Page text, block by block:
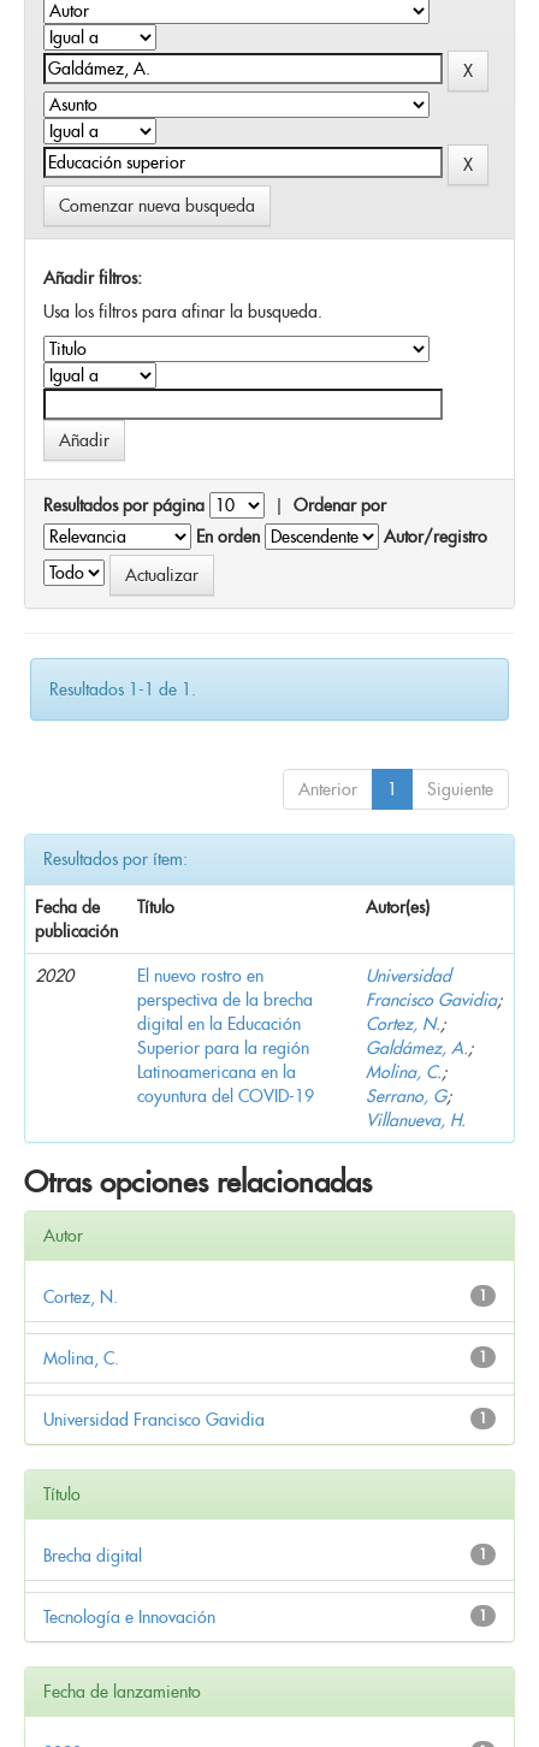
Comenzar nueva busqueda
Añadir filtros:
Usa los filtros para afinar la busqueda.
Resultados por página | Ordenar por
En orden
Autor/registro
Resultados 1-1 de 1.
Anterior 1 Siguiente
Resultados por ítem:
Fecha de
publicación
Título Autor(es)
2020
El nuevo rostro en
perspectiva de la brecha
digital en la Educación
Superior para la región
Latinoamericana en la
coyuntura del COVID-19
Universidad
Francisco Gavidia;
Cortez, N.;
Galdámez, A.;
Molina, C.;
Serrano, G;
Villanueva, H.
Otras opciones relacionadas
Autor
1
Cortez, N.
1
Molina, C.
1
Universidad Francisco Gavidia
Título
1
Brecha digital
1
Tecnología e Innovación
Fecha de lanzamiento